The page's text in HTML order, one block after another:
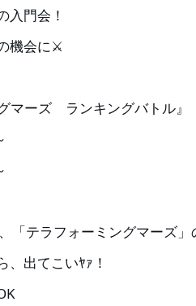
入門会！
機会に⚔️
マーズ ランキングバトル』
「テラフォーミングマーズ」
、出てこいﾔｧ！